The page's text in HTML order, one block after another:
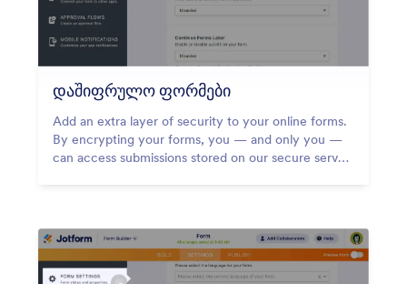
დაშიფრულო ფორმები
Add an extra layer of security to your online forms.
By encrypting your forms, you — and only you —
can access submissions stored on our secure server